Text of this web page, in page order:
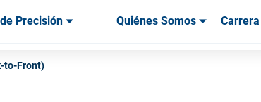
Precisión Quiénes Somos Carrera
to-Front)